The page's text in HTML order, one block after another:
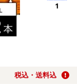
1
税込・送料込